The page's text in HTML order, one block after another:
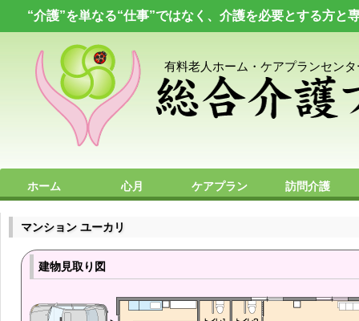
“介護”を単なる“仕事”ではなく、介護を必要とする方
有料老人ホーム・ケアプランセン
ホーム 心月 ケアプラン 訪問介護
マンション ユーカリ
建物見取り図